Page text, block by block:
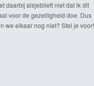
daarbij alsjeblieft niet dat ik dit
voor de gezelligheid doe. Dus
we elkaar nog niet? Stel je voor!